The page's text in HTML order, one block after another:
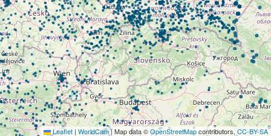
Leaflet | WorldCam| Map data ©OpenStreetMapcontributors, CC-BY-SA